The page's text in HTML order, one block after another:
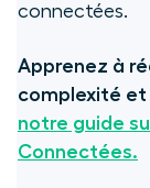
connectées.
Apprenez à
complexité
notre guide
Connectées.